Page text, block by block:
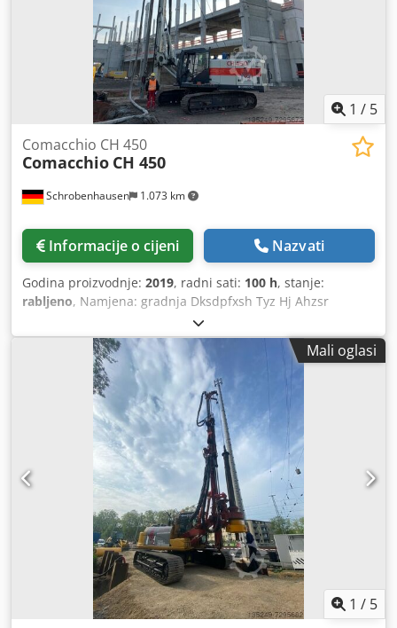
1 / 5
Schrobenhausen 1.073 km
Comacchio CH 450
Comacchio CH 450
Informacije o cijeni Nazvati
Godina proizvodnje: 2019, radni sati: 100 h, stanje:
rabljeno, Namjena: gradnja Dksdpfxsh Tyz Hj Ahzsr
Kontaktirajte Mohamad Fattah Ahmad za više informacija.
Pogon svrdla Comacchio moment maks.190 kNm Motor
Cummins 201kW Moji detalji na upit
Mali oglasi
1 / 5